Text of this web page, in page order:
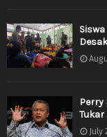
Perry
Tukar
July